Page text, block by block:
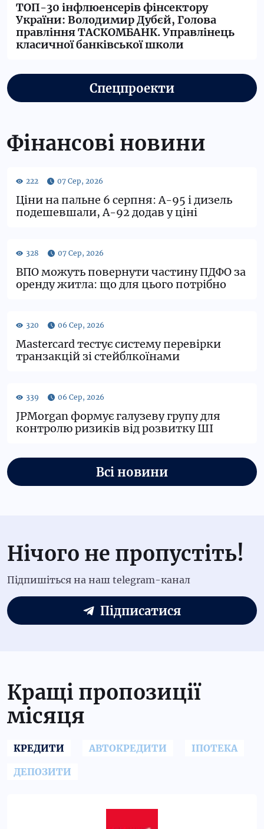
ТОП-30 інфлюенсерів фінсектору
України: Володимир Дубєй, Голова
правління ТАСКОМБАНК. Управлінець
класичної банківської школи
Спецпроекти
Фінансові новини
Ціни на пальне 6 серпня: А-95 і дизель
подешевшали, А-92 додав у ціні
ВПО можуть повернути частину ПДФО за
оренду житла: що для цього потрібно
Mastercard тестує систему перевірки
транзакцій зі стейблкоїнами
JPMorgan формує галузеву групу для
контролю ризиків від розвитку ШІ
Всі новини
Нічого не пропустіть!
Підпишіться на наш telegram-канал
Підписатися
Кращі пропозиції
місяця
КРЕДИТИ АВТОКРЕДИТИ
ІПОТЕКА
ДЕПОЗИТИ